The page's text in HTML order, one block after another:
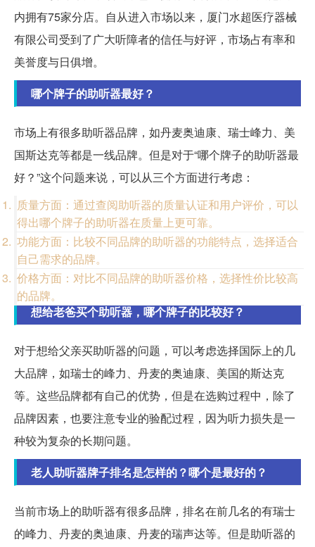
内拥有75家分店。自从进入市场以来，厦门水超医疗器械
有限公司受到了广大听障者的信任与好评，市场占有率和
美誉度与日俱增。
哪个牌子的助听器最好？
市场上有很多助听器品牌，如丹麦奥迪康、瑞士峰力、美
国斯达克等都是一线品牌。但是对于“哪个牌子的助听器最
好？”这个问题来说，可以从三个方面进行考虑：
质量方面：通过查阅助听器的质量认证和用户评价，可以
得出哪个牌子的助听器在质量上更可靠。
功能方面：比较不同品牌的助听器的功能特点，选择适合
自己需求的品牌。
价格方面：对比不同品牌的助听器价格，选择性价比较高
的品牌。
想给老爸买个助听器，哪个牌子的比较好？
对于想给父亲买助听器的问题，可以考虑选择国际上的几
大品牌，如瑞士的峰力、丹麦的奥迪康、美国的斯达克
等。这些品牌都有自己的优势，但是在选购过程中，除了
品牌因素，也要注意专业的验配过程，因为听力损失是一
种较为复杂的长期问题。
老人助听器牌子排名是怎样的？哪个是最好的？
当前市场上的助听器有很多品牌，排名在前几名的有瑞士
的峰力、丹麦的奥迪康、丹麦的瑞声达等。但是助听器的